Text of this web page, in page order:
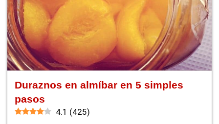
Duraznos en almíbar en 5 simples
pasos
4.1 (425)